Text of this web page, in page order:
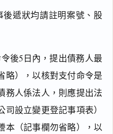
遞狀均請註明案號、股
後5日內，提出債務人最
略），以核對支付命令是
務人係法人，則應提出法
設立變更登記事項表）
本（記事欄勿省略），以
閱讀 研究